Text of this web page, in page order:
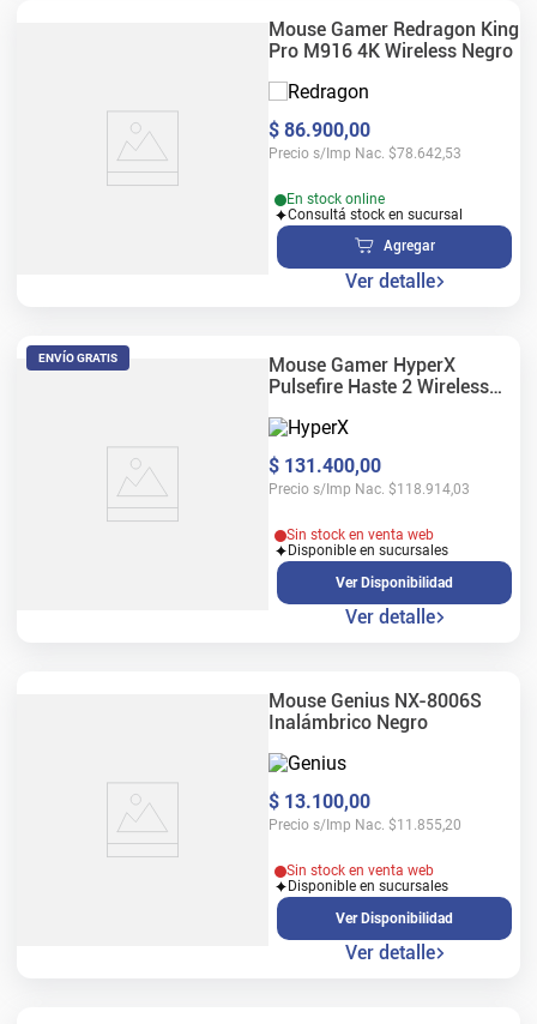
Mouse Gamer Redragon King
Pro M916 4K Wireless Negro
$ 86.900,00
Precio s/Imp Nac. $78.642,53
En stock online
Consultá stock en sucursal
Agregar
Ver detalle
ENVÍO GRATIS
Mouse Gamer HyperX
Pulsefire Haste 2 Wireless
$ 131.400,00
Precio s/Imp Nac. $118.914,03
Sin stock en venta web
Disponible en sucursales
Ver Disponibilidad
Ver detalle
Mouse Genius NX-8006S
Inalámbrico Negro
$ 13.100,00
Precio s/Imp Nac. $11.855,20
Sin stock en venta web
Disponible en sucursales
Ver Disponibilidad
Ver detalle